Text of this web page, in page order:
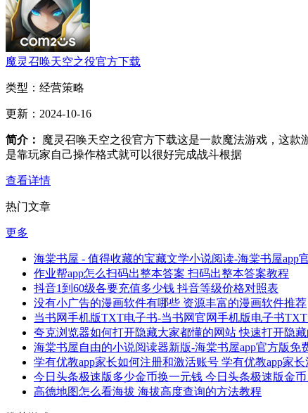
魔灵召唤天空之役官方下载
类型： 经营策略
更新： 2024-10-16
简介：
魔灵召唤天空之役官方下载这是一款魔法游戏，这
是靠玩家自己操作格式就可以很好完成战斗根据
查看详情
热门文章
更多
海棠书屋 - 值得收藏的宝藏文学小说阅读-海棠书屋app
作业帮app怎么扫码出整本答案 扫码出整本答案教程
抖音1到60级各要充值多少钱 抖音等级价格对照表
没有小广告的漫画软件有哪些 资源丰富的漫画软件推荐
当书网手机版TXT电子书-当书网官网手机版电子书TXT
夸克浏览器如何打开隐藏大家都懂的网站 快速打开隐
海棠书屋自由的小说阅读器新版-海棠书屋app官方版免
学有优教app家长如何注册和激活账号 学有优教app家
今日头条极速版多少金币换一元钱 今日头条极速版金
高德地图怎么看海拔 海拔高度查询的方法教程